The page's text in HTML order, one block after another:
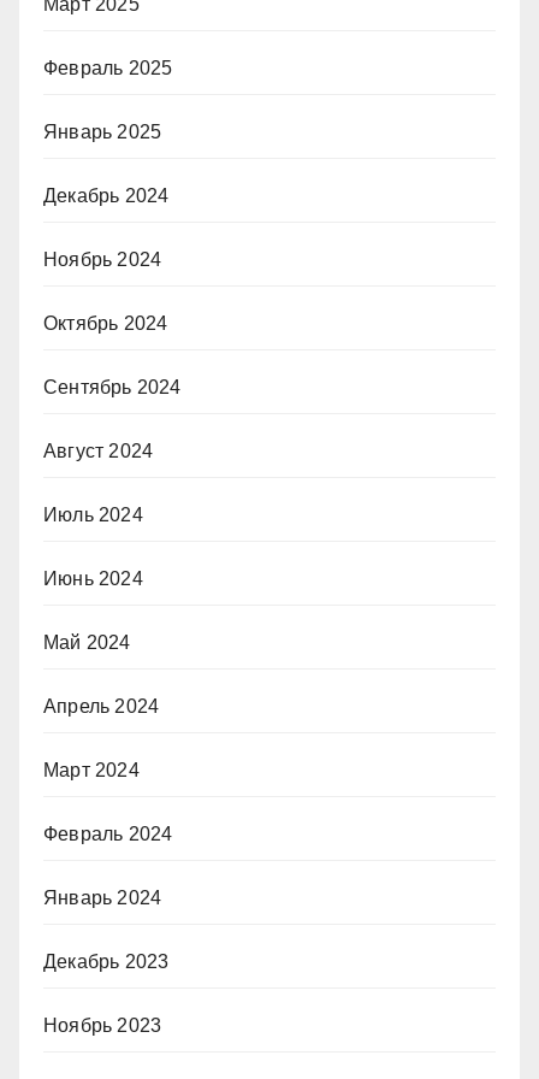
Март 2025
Февраль 2025
Январь 2025
Декабрь 2024
Ноябрь 2024
Октябрь 2024
Сентябрь 2024
Август 2024
Июль 2024
Июнь 2024
Май 2024
Апрель 2024
Март 2024
Февраль 2024
Январь 2024
Декабрь 2023
Ноябрь 2023